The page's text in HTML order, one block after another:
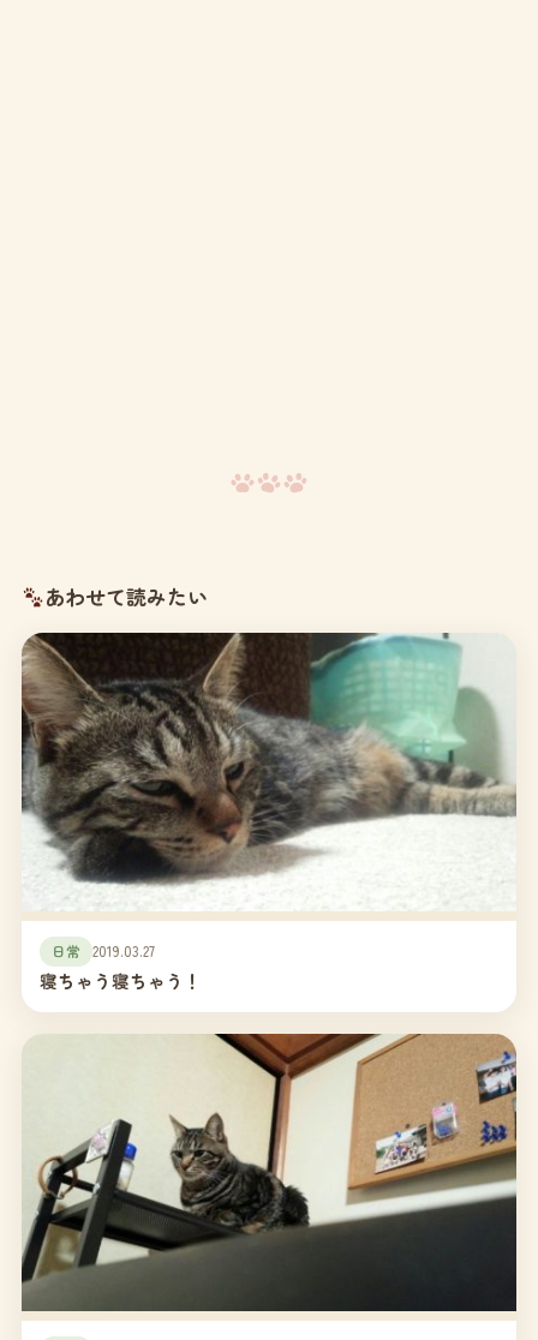
あわせて読みたい
日常 2019.03.27
寝ちゃう寝ちゃう！